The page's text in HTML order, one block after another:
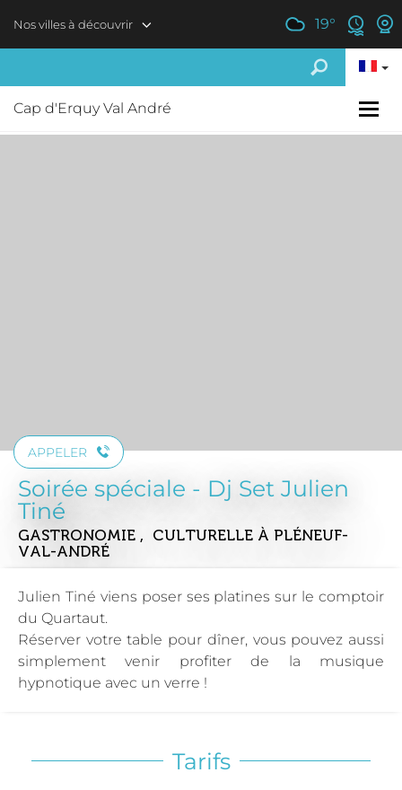
Nos villes à découvrir 19°
Cap d'Erquy Val André
APPELER
Soirée spéciale - Dj Set Julien
Tiné
GASTRONOMIE , CULTURELLE À PLÉNEUF-
VAL-ANDRÉ
Julien Tiné viens poser ses platines sur le comptoir
du Quartaut.
Réserver votre table pour dîner, vous pouvez aussi
simplement venir profiter de la musique
hypnotique avec un verre !
Tarifs